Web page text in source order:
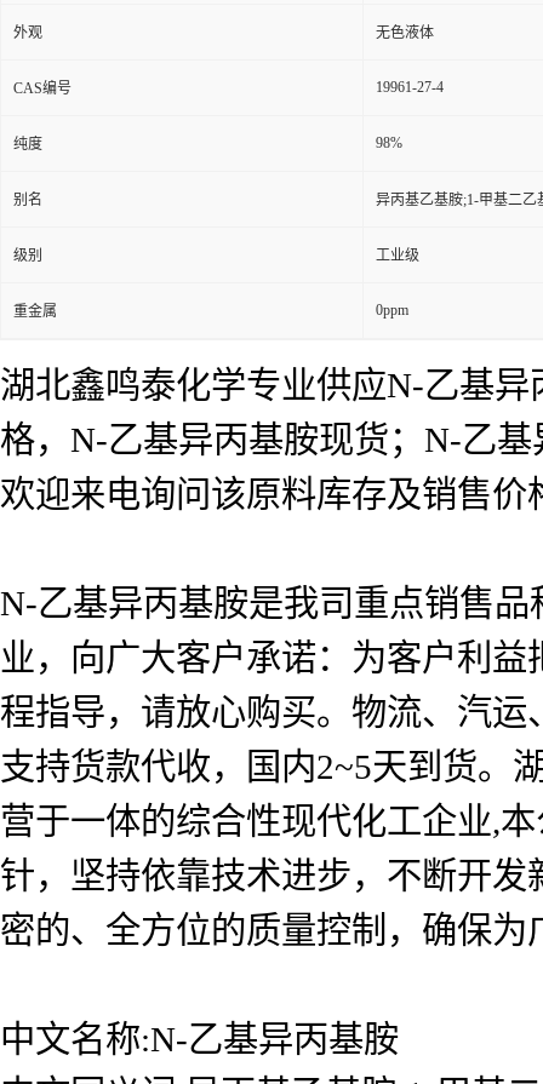
外观 无色液体
CAS编号 19961-27-4
纯度 98%
别名 异丙基乙基胺;1-甲基二
级别 工业级
重金属 0ppm
湖北鑫鸣泰化学专业供应N-乙基
格，N-乙基异丙基胺现货；N-乙
欢迎来电询问该原料库存及销售价
N-乙基异丙基胺是我司重点销售
业，向广大客户承诺：为客户利
程指导，请放心购买。物流、汽
支持货款代收，国内2~5天到货。
营于一体的综合性现代化工企业,
针，坚持依靠技术进步，不断开
密的、全方位的质量控制，确保
中文名称:N-乙基异丙基胺